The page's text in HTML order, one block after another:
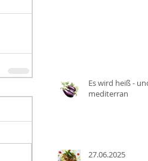
Es wird heiß -
mediterran
27.06.2025